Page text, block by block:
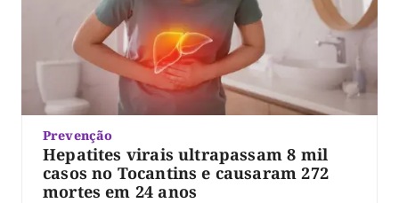
Prevenção
Hepatites virais ultrapassam 8 mil
casos no Tocantins e causaram 272
mortes em 24 anos